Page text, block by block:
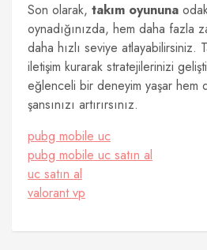
Son olarak, takım oyununa
oynadığınızda, hem daha fazla
daha hızlı seviye atlayabilirsiniz.
iletişim kurarak stratejilerinizi
eğlenceli bir deneyim yaşar hem
şansınızı artırırsınız.
pubg mobile uc
pubg mobile uc satın al
uc satın al
valorant vp